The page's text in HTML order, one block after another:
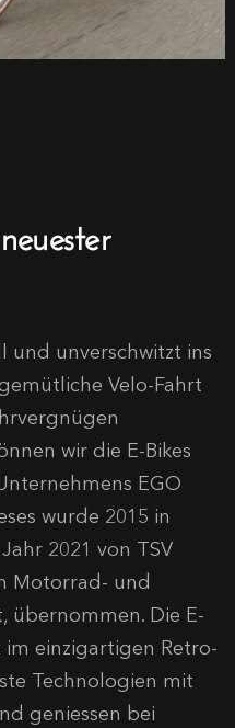
und unverschwitzt ins
Velo-Fahrt
wir die E-Bikes
EGO
wurde 2015 in
2021 von TSV
Motorrad- und
übernommen. Die E-
im einzigartigen Retro-
Technologien mit
geniessen bei